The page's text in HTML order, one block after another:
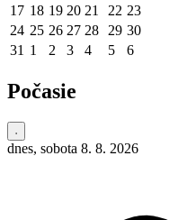
17 18 19 20 21 22 23
24 25 26 27 28 29 30
31 1 2 3 4 5 6
Počasie
dnes, sobota 8. 8. 2026